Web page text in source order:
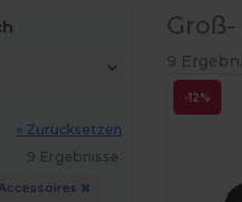
« Zurücksetzen
9 Ergebnisse.
9
-12%